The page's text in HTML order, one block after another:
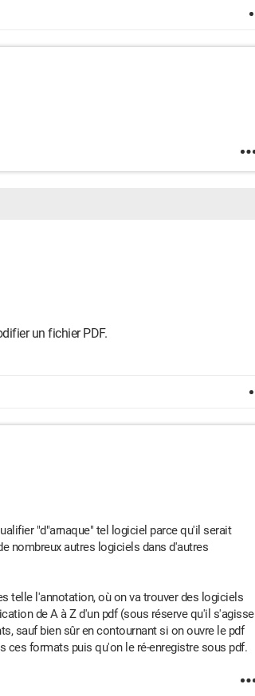
un fichier PDF.
"d"arnaque" tel logiciel parce qu'il serait
nombreux autres logiciels dans d'autres
telle l'annotation, où on va trouver des logiciels
de A à Z d'un pdf (sous réserve qu'il s'agisse
sauf bien sûr en contournant si on ouvre le pdf
ces formats puis qu'on le ré-enregistre sous pdf.